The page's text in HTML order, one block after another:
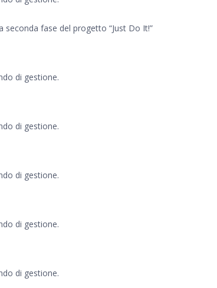
seconda fase del progetto “Just Do It!”
di gestione.
di gestione.
di gestione.
di gestione.
di gestione.